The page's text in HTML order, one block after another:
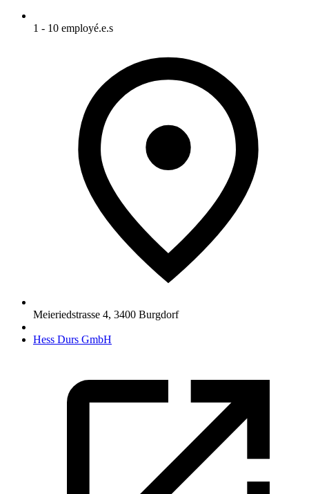
1 - 10 employé.e.s
Meieriedstrasse 4, 3400 Burgdorf
Hess Durs GmbH